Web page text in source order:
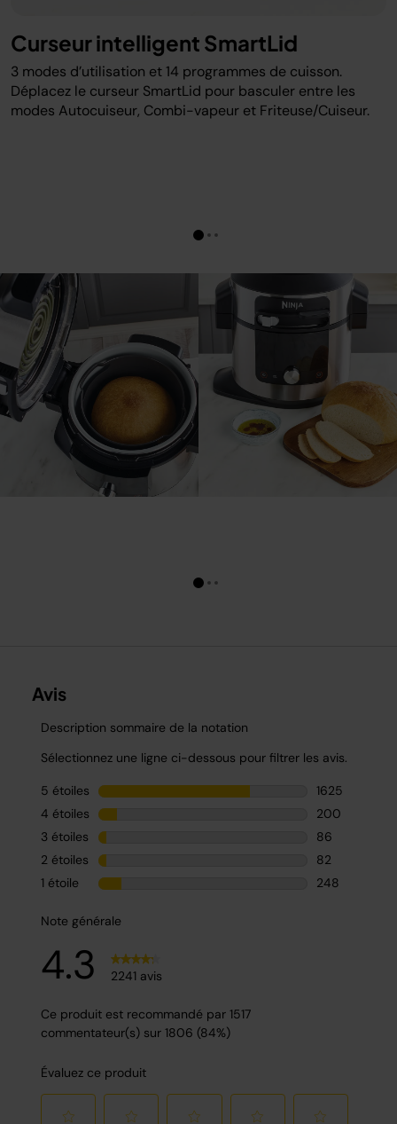
Curseur intelligent SmartLid
3 modes d’utilisation et 14 programmes de cuisson.
Déplacez le curseur SmartLid pour basculer entre les
modes Autocuiseur, Combi-vapeur et Friteuse/Cuiseur.